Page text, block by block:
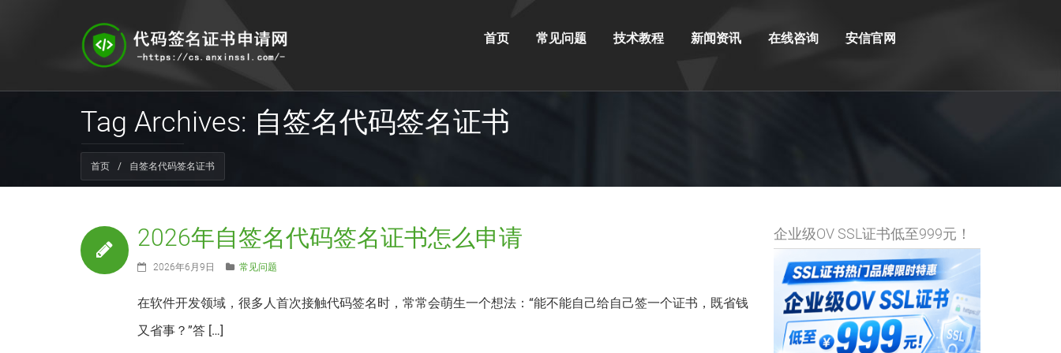
首页 常见问题 技术教程 新闻资讯 在线咨询 安信官网
Tag Archives: 自签名代码签名证书
首页 / 自签名代码签名证书
2026年自签名代码签名证书怎么申请
2026年6月9日 常见问题
在软件开发领域，很多人首次接触代码签名时，常常会萌生一个想法：“能不能自己给自己签一个证书，既省钱
又省事？”答 […]
企业级OV SSL证书低至999元！